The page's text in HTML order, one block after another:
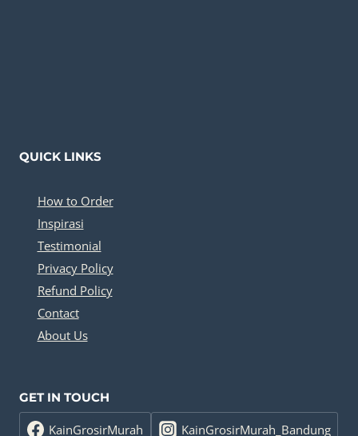
QUICK LINKS
How to Order
Inspirasi
Testimonial
Privacy Policy
Refund Policy
Contact
About Us
GET IN TOUCH
KainGrosirMurah KainGrosirMurah_Bandung